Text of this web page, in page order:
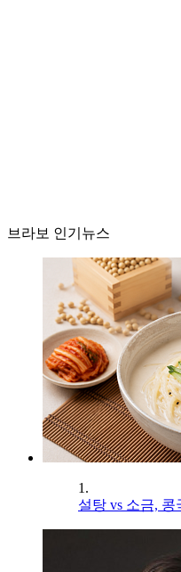
브라보 인기뉴스
1.
설탕 vs 소금,